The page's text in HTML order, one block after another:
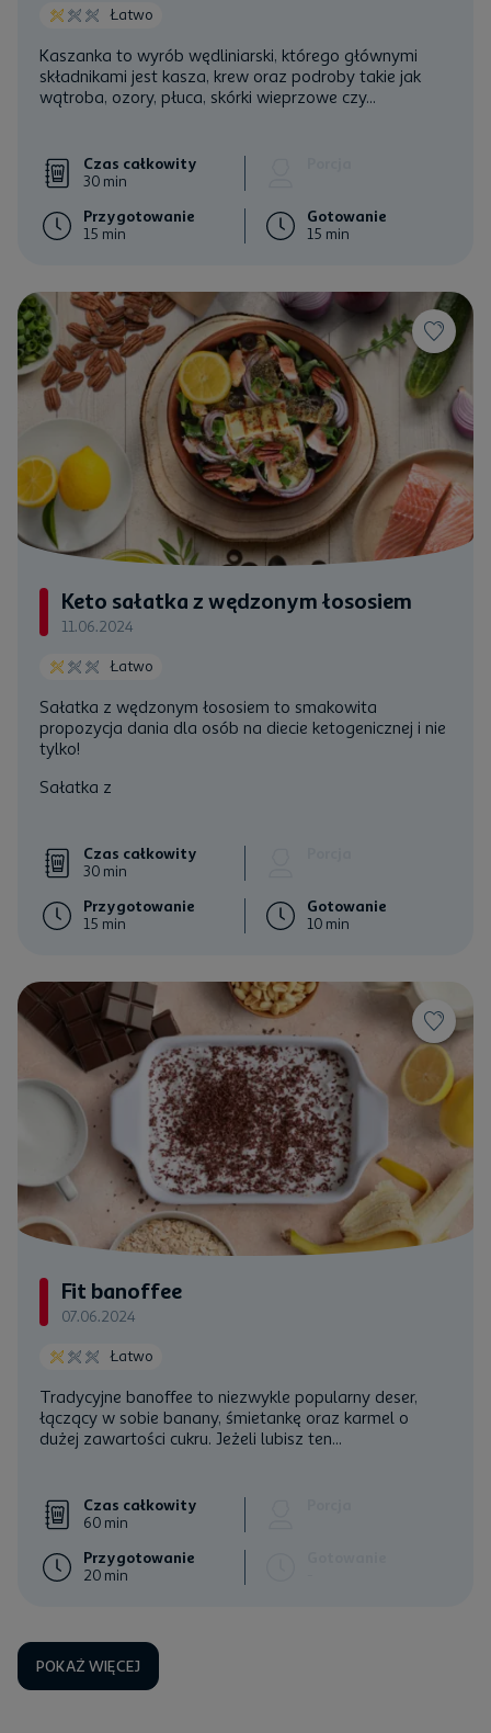
Łatwo
Kaszanka to wyrób wędliniarski, którego głównymi
składnikami jest kasza, krew oraz podroby takie jak
wątroba, ozory, płuca, skórki wieprzowe czy...
Czas całkowity
30 min
Przygotowanie
15 min
Gotowanie
15 min
Keto sałatka z wędzonym łososiem
11.06.2024
Łatwo
Sałatka z wędzonym łososiem to smakowita
propozycja dania dla osób na diecie ketogenicznej i nie
tylko!
Sałatka z
Czas całkowity
30 min
Przygotowanie
15 min
Gotowanie
10 min
Fit banoffee
07.06.2024
Łatwo
Tradycyjne banoffee to niezwykle popularny deser,
łączący w sobie banany, śmietankę oraz karmel o
dużej zawartości cukru. Jeżeli lubisz ten...
Czas całkowity
60 min
Przygotowanie
20 min
POKAŻ WIĘCEJ